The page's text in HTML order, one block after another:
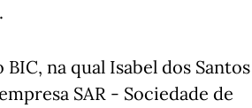
na qual Isabel dos Santos
SAR - Sociedade de